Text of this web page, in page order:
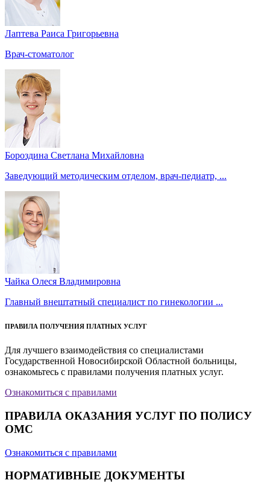
Лаптева Раиса Григорьевна
Врач-стоматолог
Бороздина Светлана Михайловна
Заведующий методическим отделом, врач-педиатр, ...
Чайка Олеся Владимировна
Главный внештатный специалист по гинекологии ...
ПРАВИЛА ПОЛУЧЕНИЯ ПЛАТНЫХ УСЛУГ
Для лучшего взаимодействия со специалистами
Государственной Новосибирской Областной больницы,
ознакомьтесь с правилами получения платных услуг.
Ознакомиться с правилами
ПРАВИЛА ОКАЗАНИЯ УСЛУГ ПО ПОЛИСУ
ОМС
Ознакомиться с правилами
НОРМАТИВНЫЕ ДОКУМЕНТЫ